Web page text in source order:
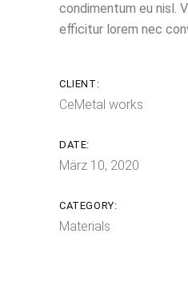
condimentum eu nisl.
efficitur lorem nec
CLIENT:
CeMetal works
DATE:
März 10, 2020
CATEGORY:
Materials